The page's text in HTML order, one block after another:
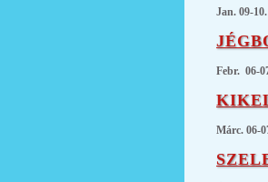
Jan. 09-
Febr. 06-
Márc. 06-